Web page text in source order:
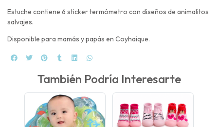
Estuche contiene 6 sticker termómetro con diseños de animalitos
salvajes.
Disponible para mamás y papás en Coyhaique.
También Podría Interesarte